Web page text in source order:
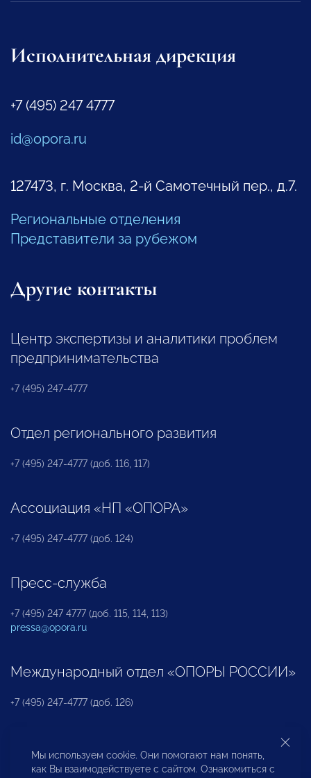
Исполнительная дирекция
+7 (495) 247 4777
id@opora.ru
127473, г. Москва, 2-й Самотечный пер., д.7.
Региональные отделения
Представители за рубежом
Другие контакты
Центр экспертизы и аналитики проблем
предпринимательства
+7 (495) 247-4777
Отдел регионального развития
+7 (495) 247-4777 (доб. 116, 117)
Ассоциация «НП «ОПОРА»
+7 (495) 247-4777 (доб. 124)
Пресс-служба
+7 (495) 247 4777 (доб. 115, 114, 113)
pressa@opora.ru
Международный отдел «ОПОРЫ РОССИИ»
+7 (495) 247-4777 (доб. 126)
Бюро по защите прав предпринимателей и
инвесторов
Мы используем cookie. Они помогают нам понять,
как Вы взаимодействуете с сайтом. Ознакомиться с